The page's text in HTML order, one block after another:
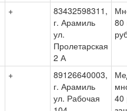
+
83432598311,
г. Арамиль
ул.
Пролетарская
2 А
80
+
89126640003,
г. Арамиль
ул. Рабочая
40